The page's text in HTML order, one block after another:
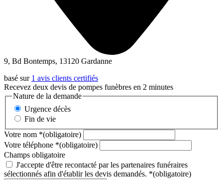
9, Bd Bontemps, 13120 Gardanne
basé sur 1 avis clients certifiés
Recevez deux devis de pompes funèbres en 2 minutes
Nature de la demande
Urgence décès
Fin de vie
Votre nom *(obligatoire)
Votre téléphone *(obligatoire)
Champs obligatoire
J'accepte d'être recontacté par les partenaires funéraires
sélectionnés afin d'établir les devis demandés. *(obligatoire)